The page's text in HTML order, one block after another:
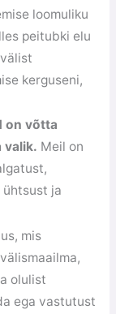
loomuliku
peitubki elu
kerguseni,
on võtta
valik. Meil on
ja
mis
olulist
ega vastutust